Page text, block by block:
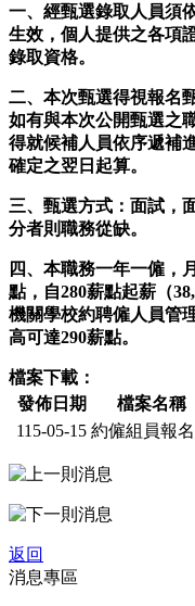
一、經甄選錄取人員須
生效，個人提供之各項
錄取資格。
二、本次甄選得視報名
如有與本次公開甄選之
得就候補人員依序遞補
確定之翌日起算。
三、甄選方式：面試，
分者則職務從缺。
四、本職務一年一僱，
點，自280薪點起薪（
機關學校約聘僱人員管
高可達290薪點。
檔案下載：
發佈日期
檔案名稱
115-05-15 約僱組員報
返回
消息專區